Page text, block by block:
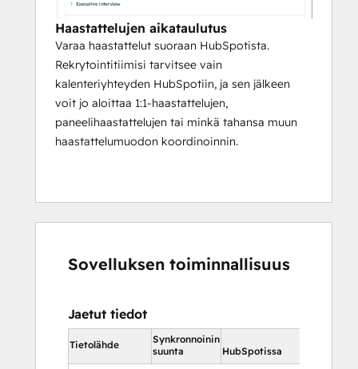
Haastattelujen aikataulutus
Varaa haastattelut suoraan HubSpotista.
Rekrytointitiimisi tarvitsee vain
kalenteriyhteyden HubSpotiin, ja sen jälkeen
voit jo aloittaa 1:1-haastattelujen,
paneelihaastattelujen tai minkä tahansa muun
haastattelumuodon koordinoinnin.
Sovelluksen toiminnallisuus
Jaetut tiedot
Tietolähde
Synkronnoinin
suunta
HubSpotissa